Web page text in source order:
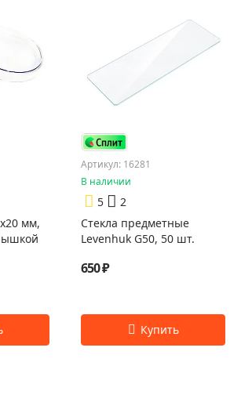
мм,
Артикул: 16281
В наличии
5
2
Стекла предметные
Levenhuk G50, 50 шт.
650 ₽